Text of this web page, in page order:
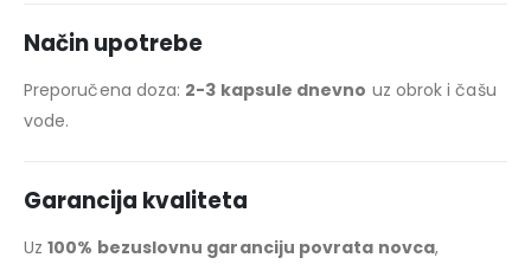
Način upotrebe
Preporučena doza: 2-3 kapsule dnevno uz obrok i čašu
vode.
Garancija kvaliteta
Uz100% bezuslovnu garanciju povrata novca,